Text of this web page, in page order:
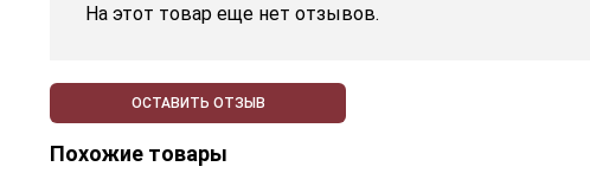
На этот товар еще нет отзывов.
ОСТАВИТЬ ОТЗЫВ
Похожие товары